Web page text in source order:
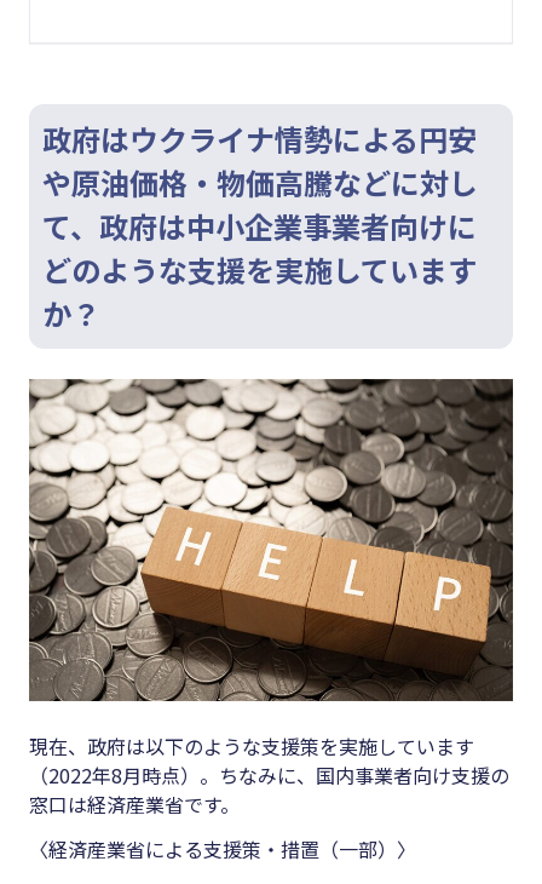
政府はウクライナ情勢による円安
や原油価格・物価高騰などに対し
て、政府は中小企業事業者向けに
どのような支援を実施しています
か？
現在、政府は以下のような支援策を実施しています
（2022年8月時点）。ちなみに、国内事業者向け支援の
窓口は経済産業省です。
〈経済産業省による支援策・措置（一部）〉